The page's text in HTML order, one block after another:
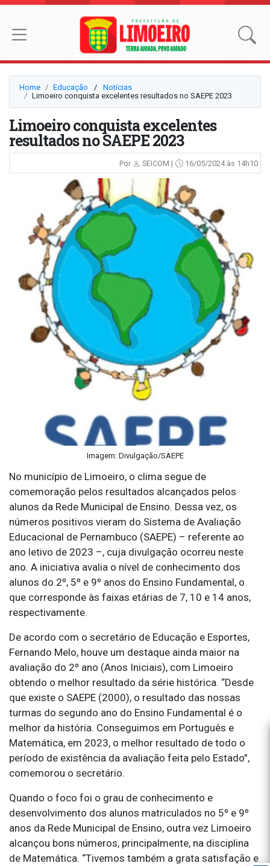
Home Educação ⠀/⠀ Notícias
Limoeiro conquista excelentes resultados no SAEPE 2023
Limoeiro conquista excelentes
resultados no SAEPE 2023
Por SEICOM | 16/05/2024 às 14h10
Imagem: Divulgação/SAEPE
No município de Limoeiro, o clima segue de
comemoração pelos resultados alcançados pelos
alunos da Rede Municipal de Ensino. Dessa vez, os
números positivos vieram do Sistema de Avaliação
Educacional de Pernambuco (SAEPE) – referente ao
ano letivo de 2023 –, cuja divulgação ocorreu neste
ano. A iniciativa avalia o nível de conhecimento dos
alunos do 2º, 5º e 9º anos do Ensino Fundamental, o
que corresponde às faixas etárias de 7, 10 e 14 anos,
respectivamente.
De acordo com o secretário de Educação e Esportes,
Fernando Melo, houve um destaque ainda maior na
avaliação do 2º ano (Anos Iniciais), com Limoeiro
obtendo o melhor resultado da série histórica. “Desde
que existe o SAEPE (2000), o resultado das nossas
turmas do segundo ano do Ensino Fundamental é o
melhor da história. Conseguimos em Português e
Matemática, em 2023, o melhor resultado de todo o
período de existência da avaliação feita pelo Estado”,
comemorou o secretário.
Quando o foco foi o grau de conhecimento e
desenvolvimento dos alunos matriculados no 5º e 9º
anos da Rede Municipal de Ensino, outra vez Limoeiro
alcançou bons números, principalmente, na disciplina
de Matemática. “Tivemos também a grata satisfação e